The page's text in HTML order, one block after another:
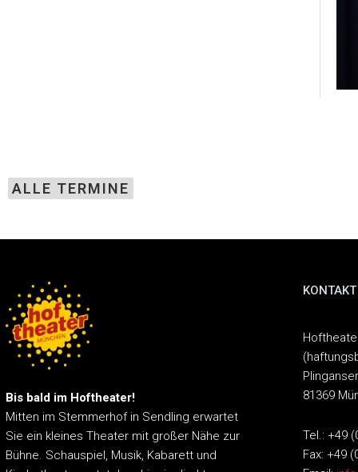
ALLE TERMINE
Bis bald im Hoftheater!
Mitten im Stemmerhof in Sendling erwartet
Sie ein kleines Theater mit großer Nähe zur
Bühne. Schauspiel, Musik, Kabarett und
KONTAKT
81369
Tel.: +49
Fax: +49